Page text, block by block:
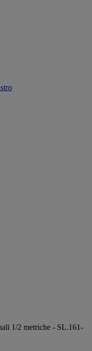
1/2 metriche - SL.161-